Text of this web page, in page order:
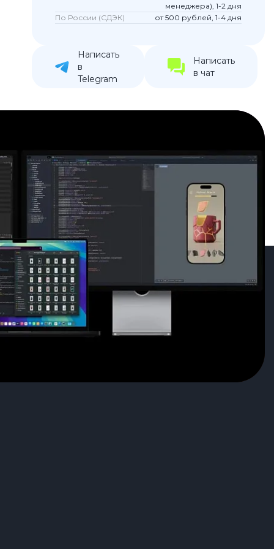
держатели
менеджера), 1-2 дня
По России (СДЭК)
от 500 рублей, 1-4 дня
Написать
в
Telegram
Написать
в чат